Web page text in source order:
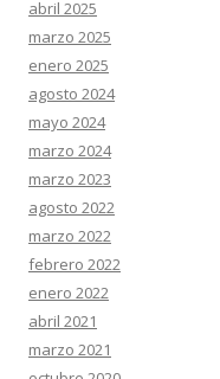
abril 2025
marzo 2025
enero 2025
agosto 2024
mayo 2024
marzo 2024
marzo 2023
agosto 2022
marzo 2022
febrero 2022
enero 2022
abril 2021
marzo 2021